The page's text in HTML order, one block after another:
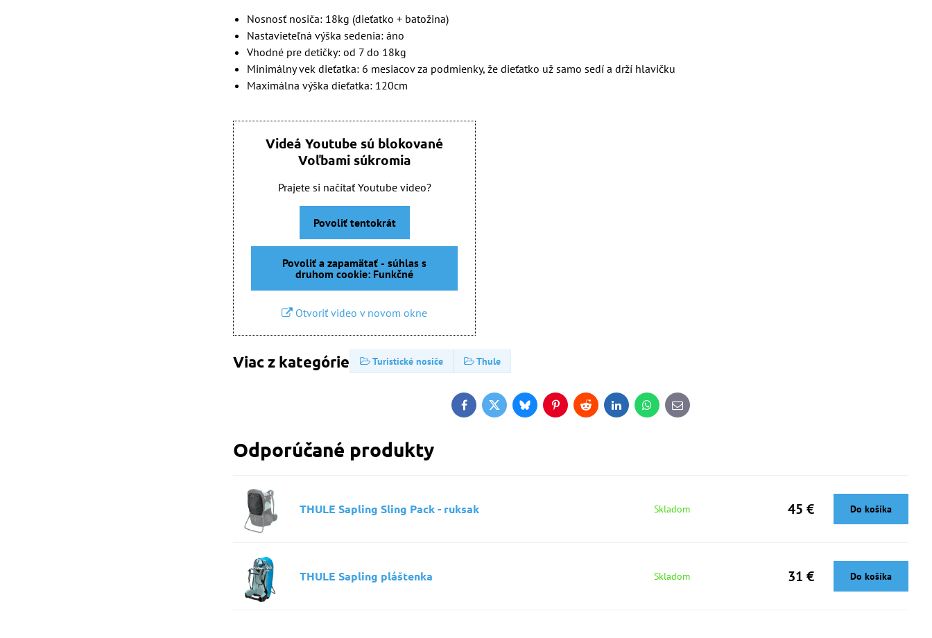
Nosnosť nosiča: 18kg (dieťatko + batožina)
Nastavieteľná výška sedenia: áno
Vhodné pre detičky: od 7 do 18kg
Minimálny vek dieťatka: 6 mesiacov za podmienky, že dieťatko už samo sedí a drží hlavičku
Maximálna výška dieťatka: 120cm
Videá Youtube sú blokované
Voľbami súkromia
Prajete si načítať Youtube video?
Povoliť tentokrát
Povoliť a zapamätať - súhlas s
druhom cookie: Funkčné
Otvoriť video v novom okne
Viac z kategórie Turistické nosiče Thule
FacebookTwitterBlueskyPinterestRedditLinkedInWhatsApp
E-
mail
Odporúčané produkty
THULE Sapling Sling Pack - ruksak Skladom 45 € Do košíka
THULE Sapling pláštenka Skladom 31 € Do košíka